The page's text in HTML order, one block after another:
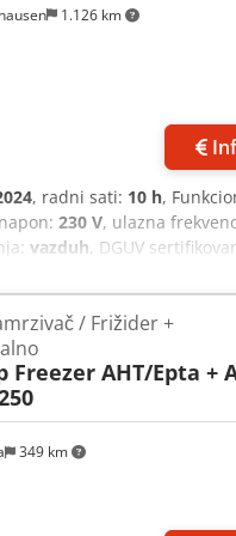
1.126 km
, radni sati: 10 h,
230 V, ulazna
vazduh, DGUV
vitrina sa kružnim
stakla Temperatura
po DGUV V3 Dimenzije:
SAB testiran (nova cena
o održavanju Dostava
349 km
/ Frižider +
Freezer AHT/Epta +